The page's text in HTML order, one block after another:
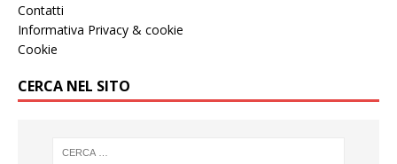
Contatti
Informativa Privacy & cookie
Cookie
CERCA NEL SITO